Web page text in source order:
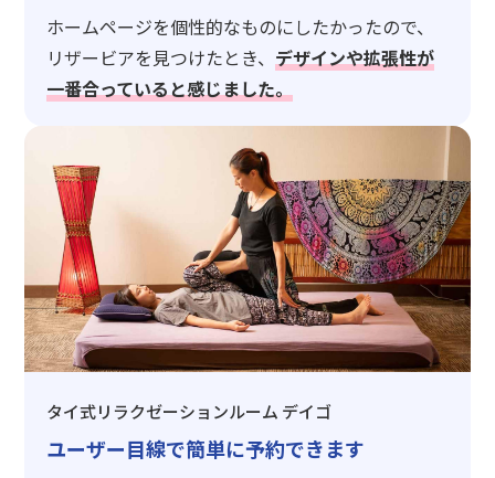
ホームページを個性的なものにしたかったので、
リザービアを見つけたとき、デザインや拡張性が
一番合っていると感じました。
タイ式リラクゼーションルーム デイゴ
ユーザー目線で簡単に予約できます